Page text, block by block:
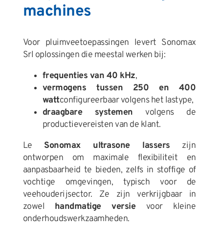
machines
Voor pluimveetoepassingen levert Sonomax
Srl oplossingen die meestal werken bij:
frequenties van 40 kHz,
vermogens tussen 250 en 400
wattconfigureerbaar volgens het lastype,
draagbare systemen volgens de
productievereisten van de klant.
Le Sonomax ultrasone lassers zijn
ontworpen om maximale flexibiliteit en
aanpasbaarheid te bieden, zelfs in stoffige of
vochtige omgevingen, typisch voor de
veehouderijsector. Ze zijn verkrijgbaar in
zowel handmatige versievoor kleine
onderhoudswerkzaamheden.